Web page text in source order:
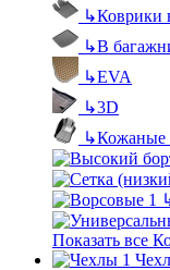
↳Коврики
↳В
↳EVA
↳3D
↳Кожаные
Показать все